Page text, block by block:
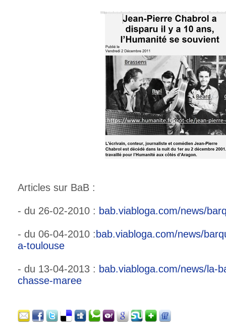
Articles sur BaB :
- du 26-02-2010 : bab.viabloga.com/news/
- du 06-04-2010 : bab.viabloga.com/news/
a-toulouse
- du 13-04-2013 : bab.viabloga.com/news/la-
chasse-maree